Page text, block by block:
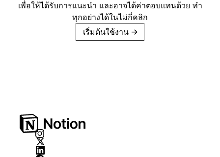
เพื่อให้ได้รับการแนะนำ และอาจได้ค่าตอบแทนด้วย ทำ
ทุกอย่างได้ในไม่กี่คลิก
เริ่มต้นใช้งาน →